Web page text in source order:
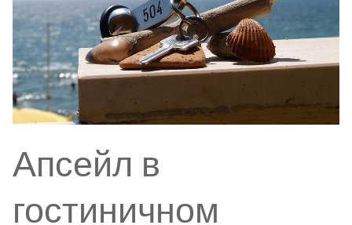
Апсейл в
гостиничном